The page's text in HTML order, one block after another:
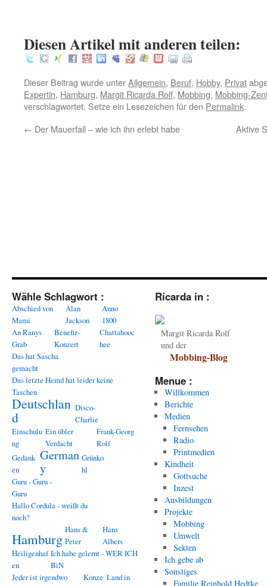
Diesen Artikel mit anderen teilen:
Dieser Beitrag wurde unterAllgemein, Beruf, Hobby, Privat
Expertin, Hamburg, Margit Ricarda Rolf, Mobbing, Mobbing-
verschlagwortet. Setze ein Lesezeichen für den Permalink.
← Der Mauerfall – wie ich ihn erlebt habe Aktive
Wähle Schlagwort :
Abschied von
Mami
Alan
Jackson
Anno
1800
An Ranys
Grab
Benefiz-
Konzert
Chattahooc
hee
Das hat Sascha
gemacht
Das letzte Hemd hat leider keine
Taschen
Deutschlan
d
Disco-
Charlie
Einschulu
ng
Ein übler
Verdacht
Frank-Georg
Rolf
Gedank
en
German
y
Grünko
hl
Guru - Guru -
Guru
Hallo Cordula - weißt du
noch?
Hamburg
Hans &
Peter
Hans
Albers
Heiligenhaf
en
Ich habe gelernt - WER ICH
BiN
Jeder ist irgendwo
Konze Land in
Ricarda in :
Margit Ricarda Rolf
und der
Mobbing-Blog
Menue :
Willkommen
Berichte
Medien
Fernsehen
Radio
Printmedien
Kindheit
Gottsuche
Inzest
Ausbildungen
Projekte
Mobbing
Umwelt
Sekten
Ich gebe ab
Sonstiges
Familie Reinhold Hedtke